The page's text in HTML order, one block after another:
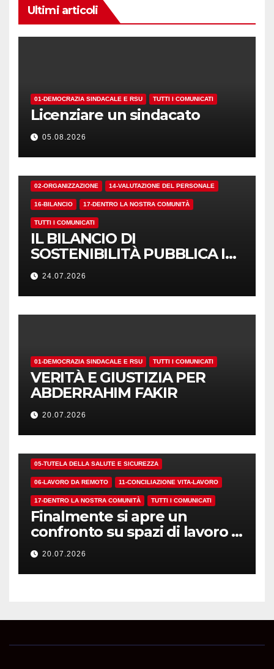
Ultimi articoli
01-DEMOCRAZIA SINDACALE E RSU TUTTI I COMUNICATI
Licenziare un sindacato
05.08.2026
02-ORGANIZZAZIONE 14-VALUTAZIONE DEL PERSONALE
16-BILANCIO 17-DENTRO LA NOSTRA COMUNITÀ
TUTTI I COMUNICATI
IL BILANCIO DI
SOSTENIBILITÀ PUBBLICA I
NUMERI. MA I CRITERI?
24.07.2026
01-DEMOCRAZIA SINDACALE E RSU TUTTI I COMUNICATI
VERITÀ E GIUSTIZIA PER
ABDERRAHIM FAKIR
20.07.2026
05-TUTELA DELLA SALUTE E SICUREZZA
06-LAVORO DA REMOTO 11-CONCILIAZIONE VITA-LAVORO
17-DENTRO LA NOSTRA COMUNITÀ TUTTI I COMUNICATI
Finalmente si apre un
confronto su spazi di lavoro e
dotazioni
20.07.2026